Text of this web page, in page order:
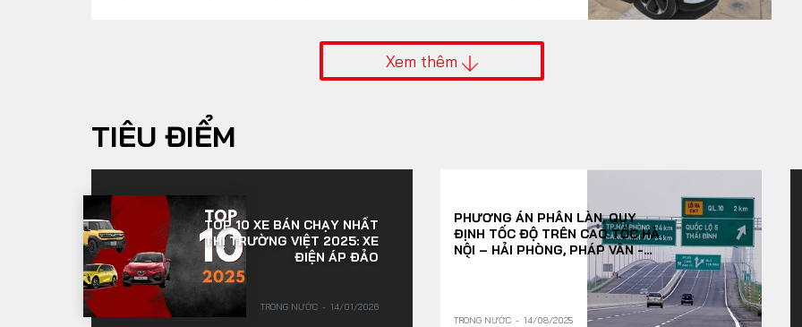
phải đà tiêu dùng nội địa suy yếu, cuộc chiến giá bán leo thang và bão giá
Xem thêm
TIÊU ĐIỂM
TOP 10 XE BÁN CHẠY NHẤT
THỊ TRƯỜNG VIỆT 2025: XE
ĐIỆN ÁP ĐẢO
TRONG NƯỚC 14/01/2026
PHƯƠNG ÁN PHÂN LÀN, QUY
ĐỊNH TỐC ĐỘ TRÊN CAO TỐC HÀ
NỘI – HẢI PHÒNG, PHÁP VÂN -
TRONG NƯỚC 14/08/2025